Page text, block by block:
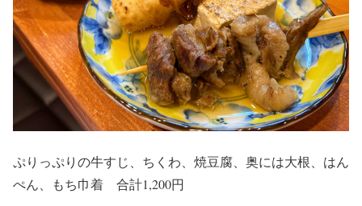
ぷりっぷりの牛すじ、ちくわ、焼豆腐、奥には大根、はん
ぺん、もち巾着 合計1,200円